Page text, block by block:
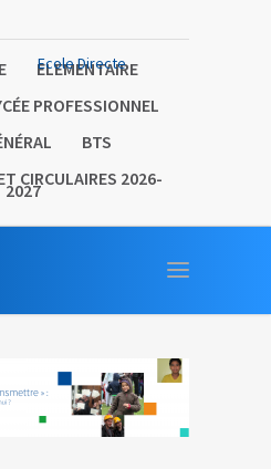
ELEMENTAIRE
PROFESSIONNEL
BTS
CIRCULAIRES 2026-
2027
Ecole Directe